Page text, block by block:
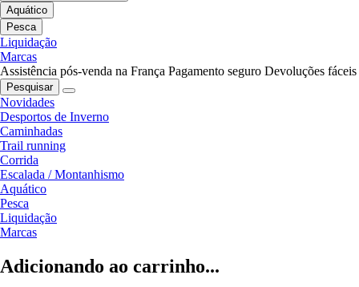
Aquático
Pesca
Liquidação
Marcas
Assistência pós-venda na França Pagamento seguro Devoluções fáceis
Pesquisar
Novidades
Desportos de Inverno
Caminhadas
Trail running
Corrida
Escalada / Montanhismo
Aquático
Pesca
Liquidação
Marcas
Adicionando ao carrinho...